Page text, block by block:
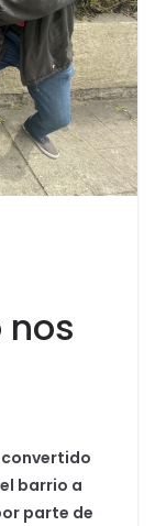
convertido
barrio a
parte de